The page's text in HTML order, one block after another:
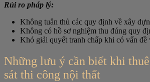
Rủi ro pháp lý:
Không tuân thủ các quy định về xây
Không có hồ sơ nghiệm thu đúng quy
Khó giải quyết tranh chấp khi có vấn đề
Những lưu ý cần biết khi
sát thi công nội thất